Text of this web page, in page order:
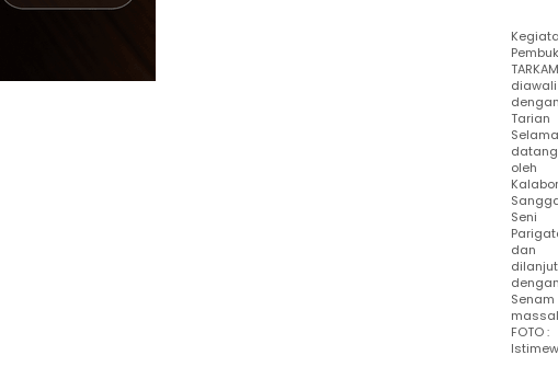
TARKAM
diawali
dengan
Tarian
datang
oleh
Seni
dan
dengan
Senam
FOTO :